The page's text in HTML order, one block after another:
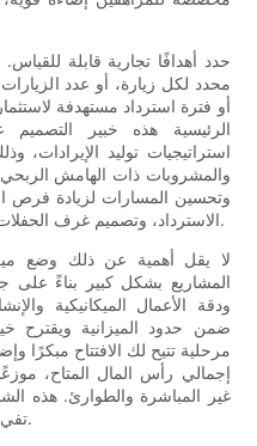
حدد أهدافًا تجارية قابلة
محدد لكل زيارة، أو عدد
أو فترة استرداد مستهدفة
الرئيسية هذه خبير
استراتيجيات توليد
والمشروبات ذات الهامش الربحي
وتحسين المسارات لزيادة فرص
الاسترداد، وتصميم غرف الحفلات التي تُشجع على تقديم باقات إضافية.
لا يقل أهمية عن ذلك وضع
المشاريع بشكل كبير بناءً على
ودقة الأعمال الميكانيكية
ضمن حدود الميزانية ويقترح
مرحلية تتيح لك الافتتاح مبكرًا
إجمالي رأس المال المتاح،
غير المباشرة والطوارئ. هذه
تفي بالغرض أو أنها طموحة بشكل مفرط.